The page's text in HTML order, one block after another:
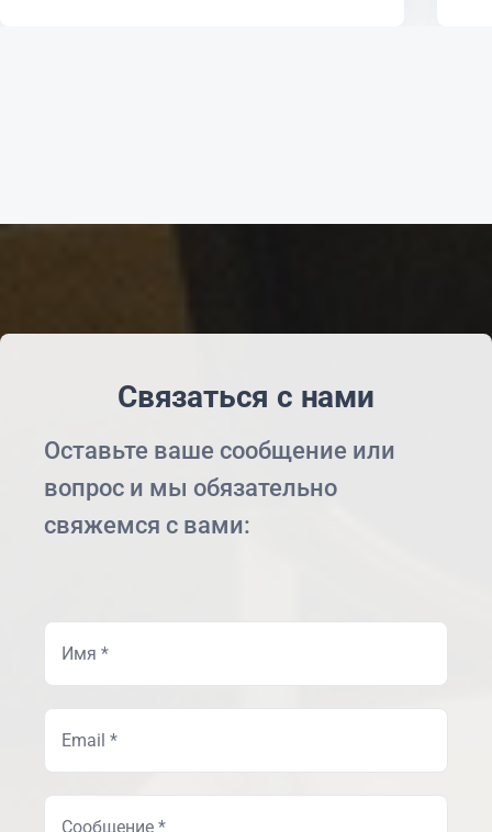
Связаться с нами
Оставьте ваше сообщение или
вопрос и мы обязательно
свяжемся с вами: